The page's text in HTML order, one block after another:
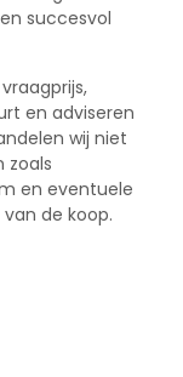
succesvol
en adviseren
wij niet
zoals
en eventuele
de koop.